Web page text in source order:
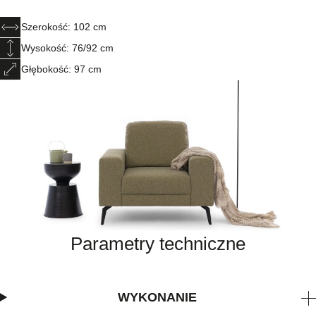
Szerokość: 102 cm
Wysokość: 76/92 cm
Głębokość: 97 cm
Parametry techniczne
WYKONANIE